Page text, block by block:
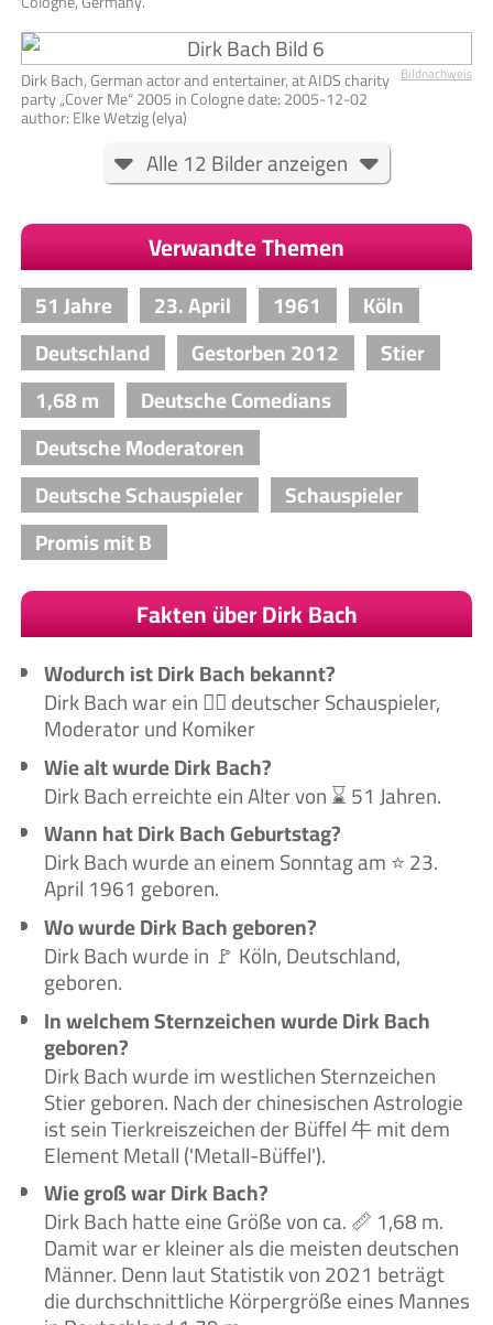
Bildnachweis
Dirk Bach, German actor and entertainer, at AIDS charity
party „Cover Me“ 2005 in Cologne date: 2005-12-02
author: Elke Wetzig (elya)
Alle 12 Bilder anzeigen
Verwandte Themen
51 Jahre 23. April 1961
Köln
Deutschland
Gestorben 2012
Stier
1,68 m
Deutsche Comedians
Deutsche Moderatoren
Deutsche Schauspieler
Schauspieler
Promis mit B
Fakten über Dirk Bach
Wodurch ist Dirk Bach bekannt?
Dirk Bach war ein 🙋‍♂️ deutscher Schauspieler,
Moderator und Komiker
Wie alt wurde Dirk Bach?
Dirk Bach erreichte ein Alter von ⌛ 51 Jahren.
Wann hat Dirk Bach Geburtstag?
Dirk Bach wurde an einem Sonntag am ⭐ 23.
April 1961 geboren.
Wo wurde Dirk Bach geboren?
Dirk Bach wurde in 🚩 Köln, Deutschland,
geboren.
In welchem Sternzeichen wurde Dirk Bach
geboren?
Dirk Bach wurde im westlichen Sternzeichen
Stier geboren. Nach der chinesischen Astrologie
ist sein Tierkreiszeichen der Büffel 牛 mit dem
Element Metall ('Metall-Büffel').
Wie groß war Dirk Bach?
Dirk Bach hatte eine Größe von ca. 📏 1,68 m.
Damit war er kleiner als die meisten deutschen
Männer. Denn laut Statistik von 2021 beträgt
die durchschnittliche Körpergröße eines Mannes